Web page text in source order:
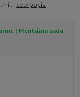
... celý popis
| Montážna sada